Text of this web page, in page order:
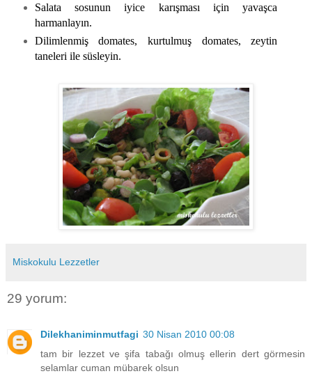
Salata sosunun iyice karışması için yavaşca
harmanlayın.
Dilimlenmiş domates, kurtulmuş domates, zeytin
taneleri ile süsleyin.
Miskokulu Lezzetler
29 yorum:
Dilekhaniminmutfagi 30 Nisan 2010 00:08
tam bir lezzet ve şifa tabağı olmuş ellerin dert görmesin
selamlar cuman mübarek olsun